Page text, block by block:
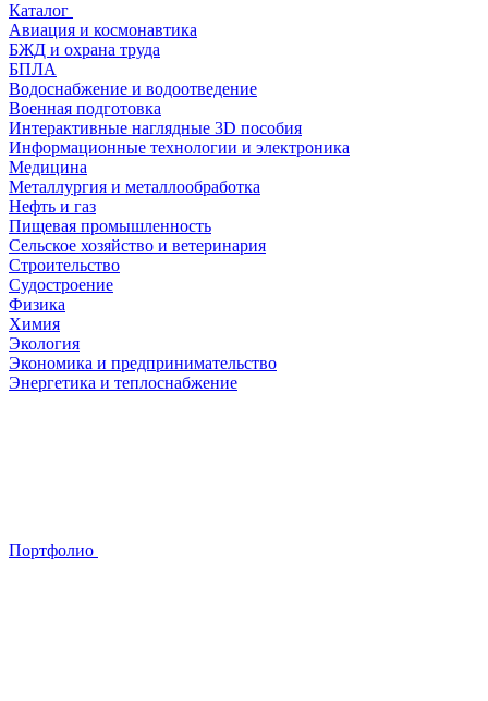
Каталог
Авиация и космонавтика
БЖД и охрана труда
БПЛА
Водоснабжение и водоотведение
Военная подготовка
Интерактивные наглядные 3D пособия
Информационные технологии и электроника
Медицина
Металлургия и металлообработка
Нефть и газ
Пищевая промышленность
Сельское хозяйство и ветеринария
Строительство
Судостроение
Физика
Химия
Экология
Экономика и предпринимательство
Энергетика и теплоснабжение
Портфолио